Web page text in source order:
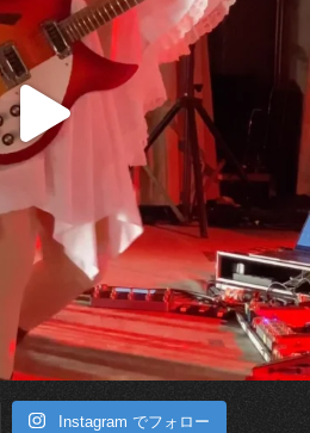
Instagram でフォロー